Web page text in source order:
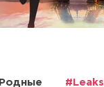
Родные #Leaks